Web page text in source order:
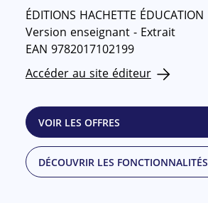
ÉDITIONS HACHETTE ÉDUCATION
Version enseignant - Extrait
EAN 9782017102199
Accéder au site éditeur
VOIR LES OFFRES
DÉCOUVRIR LES FONCTIONNALITÉS